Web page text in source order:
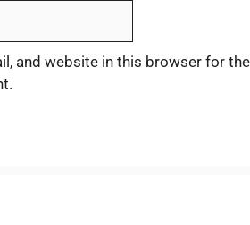
and website in this browser for the